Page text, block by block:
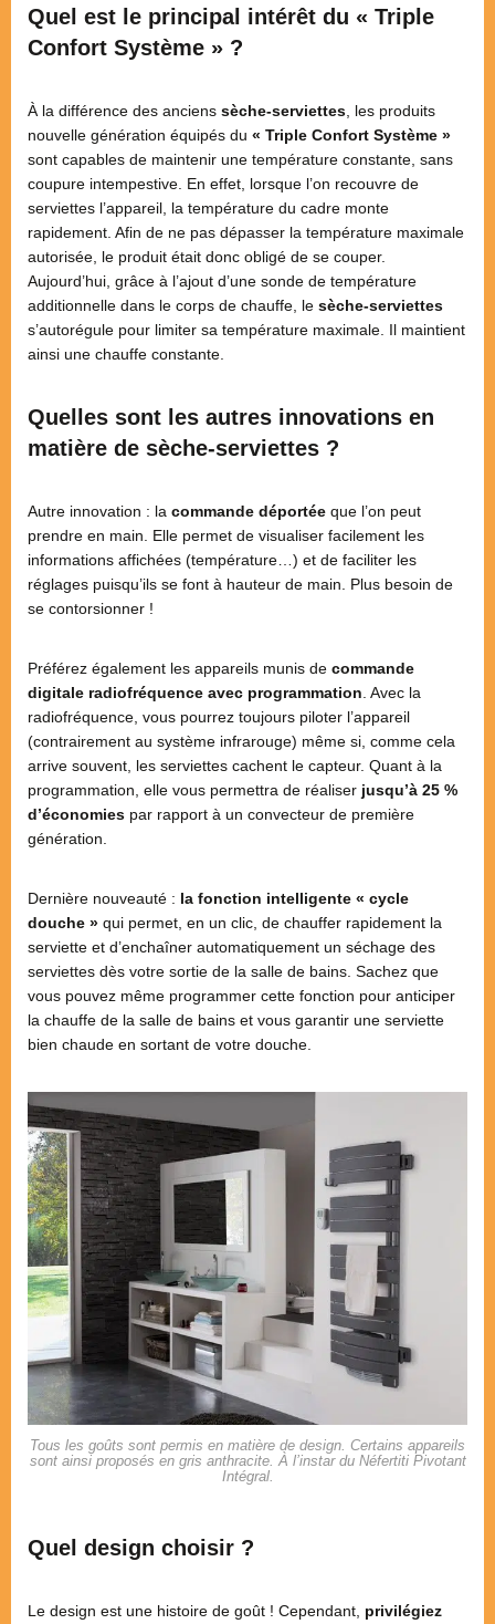
Quel est le principal intérêt du « Triple
Confort Système » ?
À la différence des anciens sèche-serviettes , les produits
nouvelle génération équipés du « Triple Confort Système »
sont capables de maintenir une température constante, sans
coupure intempestive. En effet, lorsque l’on recouvre de
serviettes l’appareil, la température du cadre monte
rapidement. Afin de ne pas dépasser la température maximale
autorisée, le produit était donc obligé de se couper.
Aujourd’hui, grâce à l’ajout d’une sonde de température
additionnelle dans le corps de chauffe, le sèche-serviettes
s’autorégule pour limiter sa température maximale. Il maintient
ainsi une chauffe constante.
Quelles sont les autres innovations en
matière de sèche-serviettes ?
Autre innovation : la commande déportée que l’on peut
prendre en main. Elle permet de visualiser facilement les
informations affichées (température…) et de faciliter les
réglages puisqu’ils se font à hauteur de main. Plus besoin de
se contorsionner !
Préférez également les appareils munis de commande
digitale radiofréquence avec programmation . Avec la
radiofréquence, vous pourrez toujours piloter l’appareil
(contrairement au système infrarouge) même si, comme cela
arrive souvent, les serviettes cachent le capteur. Quant à la
programmation, elle vous permettra de réaliser jusqu’à 25 %
d’économies par rapport à un convecteur de première
génération.
Dernière nouveauté : la fonction intelligente « cycle
douche » qui permet, en un clic, de chauffer rapidement la
serviette et d’enchaîner automatiquement un séchage des
serviettes dès votre sortie de la salle de bains. Sachez que
vous pouvez même programmer cette fonction pour anticiper
la chauffe de la salle de bains et vous garantir une serviette
bien chaude en sortant de votre douche.
Tous les goûts sont permis en matière de design. Certains appareils
sont ainsi proposés en gris anthracite. À l’instar du Néfertiti Pivotant
Intégral.
Quel design choisir ?
Le design est une histoire de goût ! Cependant, privilégiez